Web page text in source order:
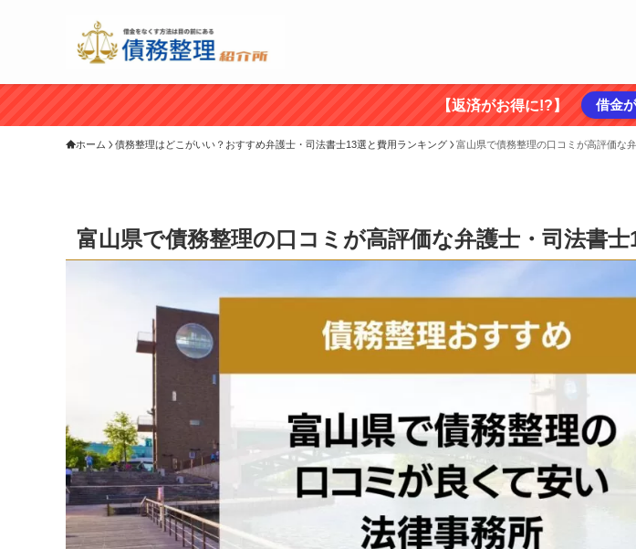
【返済がお得に!?】 借金
ホーム 債務整理はどこがいい？おすすめ弁護士・司法書士13選と費用ランキング 富山県で債務整理の口コミが高評価な
富山県で債務整理の口コミが高評価な弁護士・司法書士